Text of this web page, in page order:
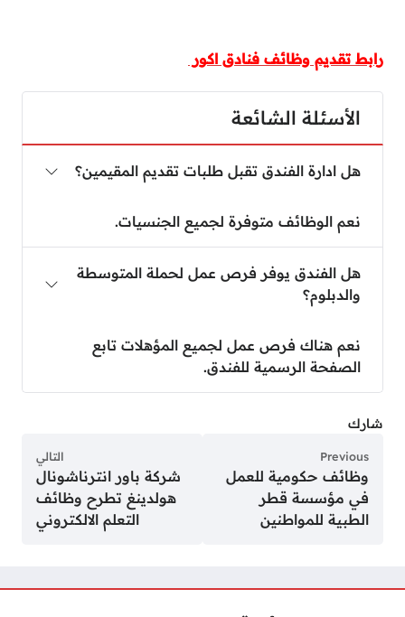
رابط تقديم وظائف فنادق اكور
الأسئلة الشائعة
هل ادارة الفندق تقبل طلبات تقديم المقيمين؟
نعم الوظائف متوفرة لجميع الجنسيات.
هل الفندق يوفر فرص عمل لحملة المتوسطة
والدبلوم؟
نعم هناك فرص عمل لجميع المؤهلات تابع
الصفحة الرسمية للفندق.
شارك
Previous
وظائف حكومية للعمل
في مؤسسة قطر
الطبية للمواطنين
التالي
شركة باور انترناشونال
هولدينغ تطرح وظائف
التعلم الالكتروني